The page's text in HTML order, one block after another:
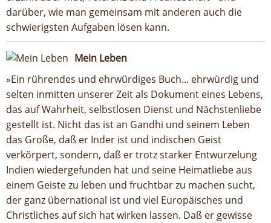
darüber, wie man gemeinsam mit anderen auch die
schwierigsten Aufgaben lösen kann.
Mein Leben
»Ein rührendes und ehrwürdiges Buch... ehrwürdig und
selten inmitten unserer Zeit als Dokument eines Lebens,
das auf Wahrheit, selbstlosen Dienst und Nächstenliebe
gestellt ist. Nicht das ist an Gandhi und seinem Leben
das Große, daß er Inder ist und indischen Geist
verkörpert, sondern, daß er trotz starker Entwurzelung
Indien wiedergefunden hat und seine Heimatliebe aus
einem Geiste zu leben und fruchtbar zu machen sucht,
der ganz übernational ist und viel Europäisches und
Christliches auf sich hat wirken lassen. Daß er gewisse